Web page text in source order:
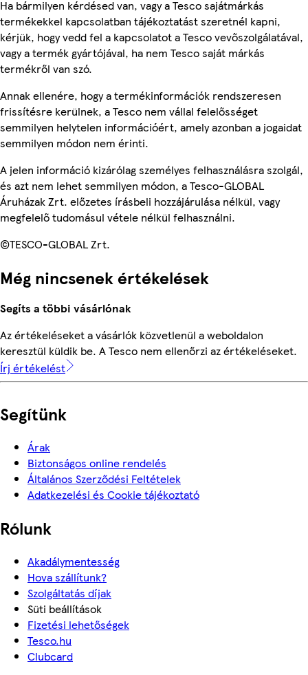
Ha bármilyen kérdésed van, vagy a Tesco sajátmárkás
termékekkel kapcsolatban tájékoztatást szeretnél kapni,
kérjük, hogy vedd fel a kapcsolatot a Tesco vevőszolgálatával,
vagy a termék gyártójával, ha nem Tesco saját márkás
termékről van szó.
Annak ellenére, hogy a termékinformációk rendszeresen
frissítésre kerülnek, a Tesco nem vállal felelősséget
semmilyen helytelen információért, amely azonban a jogaidat
semmilyen módon nem érinti.
A jelen információ kizárólag személyes felhasználásra szolgál,
és azt nem lehet semmilyen módon, a Tesco-GLOBAL
Áruházak Zrt. előzetes írásbeli hozzájárulása nélkül, vagy
megfelelő tudomásul vétele nélkül felhasználni.
©TESCO-GLOBAL Zrt.
Még nincsenek értékelések
Segíts a többi vásárlónak
Az értékeléseket a vásárlók közvetlenül a weboldalon
keresztül küldik be. A Tesco nem ellenőrzi az értékeléseket.
Írj értékelést
Segítünk
Árak
Biztonságos online rendelés
Általános Szerződési Feltételek
Adatkezelési és Cookie tájékoztató
Rólunk
Akadálymentesség
Hova szállítunk?
Szolgáltatás díjak
Süti beállítások
Fizetési lehetőségek
Tesco.hu
Clubcard